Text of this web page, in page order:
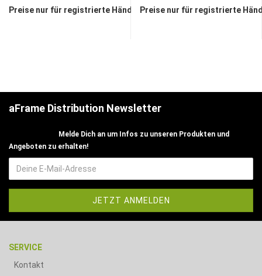
Preise nur für registrierte Händler sichtbarPreise nur für registrierte
aFrame Distribution Newsletter
Melde Dich an um Infos zu unseren Produkten und
Angeboten zu erhalten!
SERVICE
Kontakt